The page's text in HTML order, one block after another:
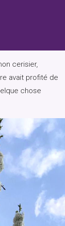
cerisier,
avait profité de
chose